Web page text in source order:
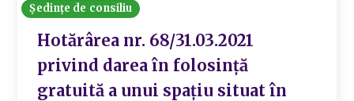
Ședințe de consiliu
Hotărârea nr. 68/31.03.2021
privind darea în folosință
gratuită a unui spațiu situat în